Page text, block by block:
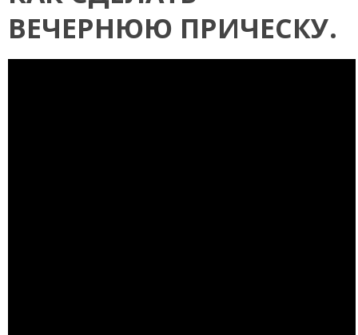
ВЕЧЕРНЮЮ ПРИЧЕСКУ.